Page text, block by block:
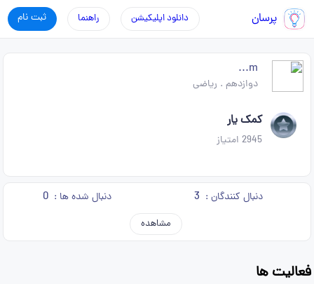
پرسان ثبت نام راهنما دانلود اپلیکیشن
m...
دوازدهم . ریاضی
کمک یار
2945 امتیاز
دنبال کنندگان : 3 دنبال شده ها : 0
مشاهده
فعالیت ها